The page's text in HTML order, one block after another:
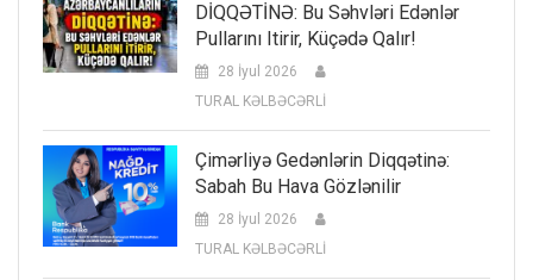
DİQQƏTİNƏ: Bu Səhvləri Edənlər
Pullarını Itirir, Küçədə Qalır!
28 İyul 2026
TURAL KƏLBƏCƏRLİ
Çimərliyə Gedənlərin Diqqətinə:
Sabah Bu Hava Gözlənilir
28 İyul 2026
TURAL KƏLBƏCƏRLİ